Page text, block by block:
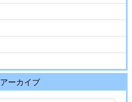
アーカイブ